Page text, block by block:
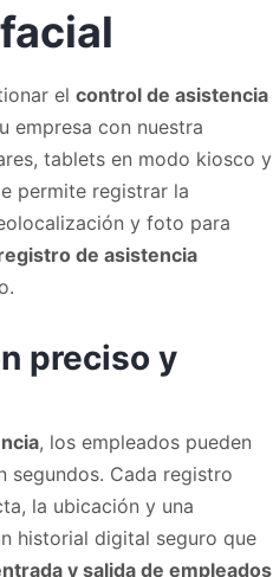
el control de asistencia
empresa con nuestra
tablets en modo kiosco y
permite registrar la
y foto para
de asistencia
preciso y
, los empleados pueden
segundos. Cada registro
la ubicación y una
historial digital seguro que
y salida de empleados